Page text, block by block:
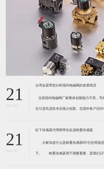
21
2021-01
台湾金器带您分析国内电磁阀的发展情况
当前国内电磁阀厂家整体创新能力不高，
在引进先进技术后很少创新。在国外客户访
21
2021-01
松下传感器代理商带你走进称重传感器
大家知道什么是称重传感器吗?它的用途是
下。 称重传感器用于测量重量，是我们日